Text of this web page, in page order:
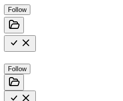
Follow
Follow